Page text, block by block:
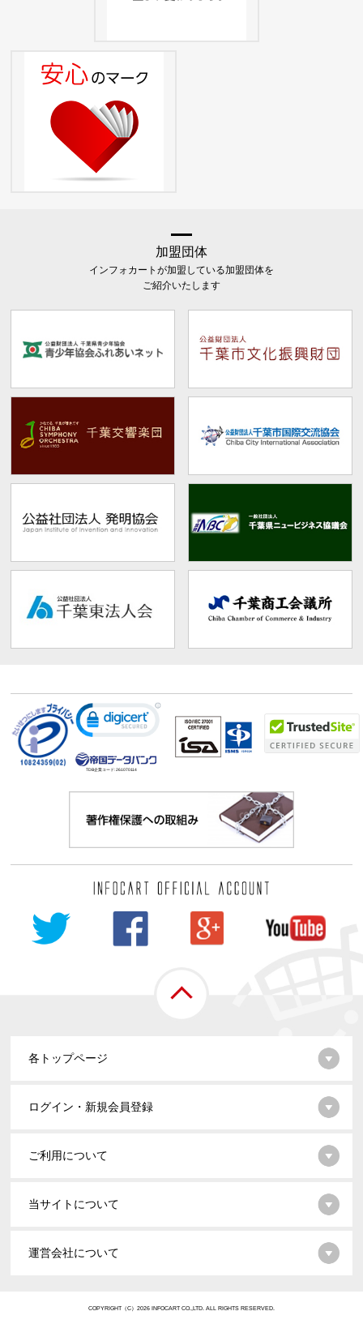
加盟団体
インフォカートが加盟している加盟団体を
ご紹介いたします
TDB企業コード:261070114
各トップページ
ログイン・新規会員登録
ご利用について
当サイトについて
運営会社について
COPYRIGHT（C）2026 INFOCART CO.,LTD. ALL RIGHTS RESERVED.